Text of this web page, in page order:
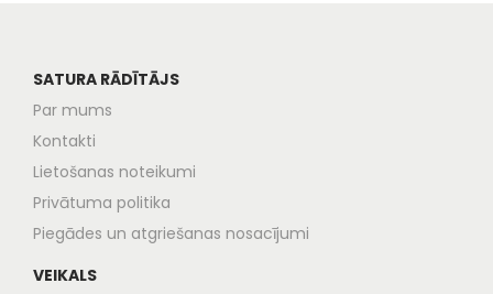
SATURA RĀDĪTĀJS
Par mums
Kontakti
Lietošanas noteikumi
Privātuma politika
Piegādes un atgriešanas nosacījumi
VEIKALS